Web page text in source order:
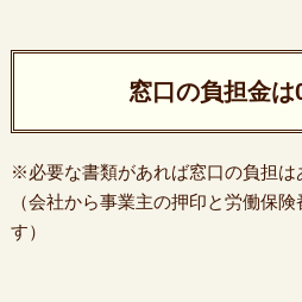
窓口の負担金は
※必要な書類があれば窓口の負担は
（会社から事業主の押印と労働保
す）